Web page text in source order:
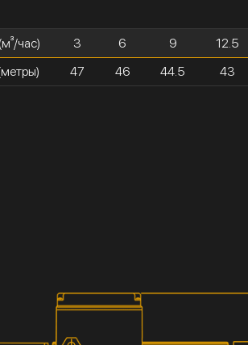
час)
3
47
6
46
9
44.5
12.5
43